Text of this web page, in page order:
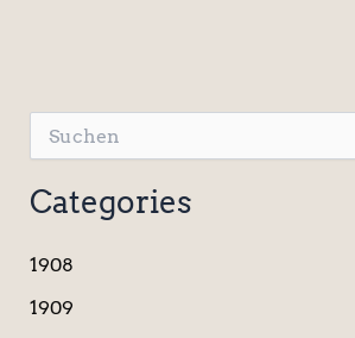
u
c
h
n
a
Categories
1908
1909